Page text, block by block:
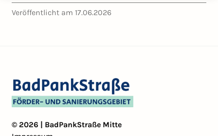
Veröffentlicht am 17.06.2026
© 2026 | BadPankStraße Mitte